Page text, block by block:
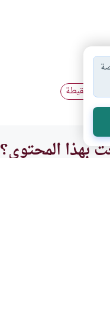
الزواج باللقيطة
بهذا المحتوى؟